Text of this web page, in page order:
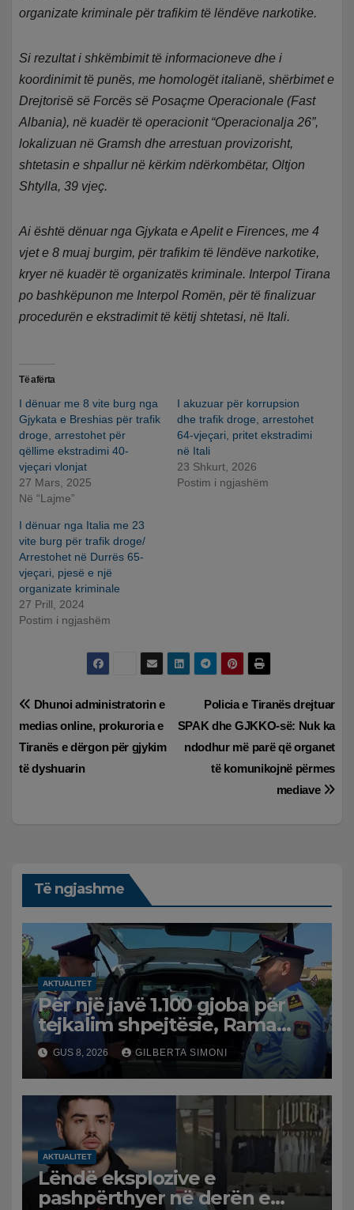
organizate kriminale për trafikim të lëndëve narkotike.
Si rezultat i shkëmbimit të informacioneve dhe i
koordinimit të punës, me homologët italianë, shërbimet e
Drejtorisë së Forcës së Posaçme Operacionale (Fast
Albania), në kuadër të operacionit “Operacionalja 26”,
lokalizuan në Gramsh dhe arrestuan provizorisht,
shtetasin e shpallur në kërkim ndërkombëtar, Oltjon
Shtylla, 39 vjeç.
Ai është dënuar nga Gjykata e Apelit e Firences, me 4
vjet e 8 muaj burgim, për trafikim të lëndëve narkotike,
kryer në kuadër të organizatës kriminale. Interpol Tirana
po bashkëpunon me Interpol Romën, për të finalizuar
procedurën e ekstradimit të këtij shtetasi, në Itali.
Të afërta
I dënuar me 8 vite burg nga
Gjykata e Breshias për trafik
droge, arrestohet për
qëllime ekstradimi 40-
vjeçari vlonjat
27 Mars, 2025
Në “Lajme”
I akuzuar për korrupsion
dhe trafik droge, arrestohet
64-vjeçari, pritet ekstradimi
në Itali
23 Shkurt, 2026
Postim i ngjashëm
I dënuar nga Italia me 23
vite burg për trafik droge/
Arrestohet në Durrës 65-
vjeçari, pjesë e një
organizate kriminale
27 Prill, 2024
Postim i ngjashëm
Lëvizje
te
postimet
Policia e Tiranës drejtuar
SPAK dhe GJKKO-së: Nuk ka
ndodhur më parë që organet
të komunikojnë përmes
mediave
Dhunoi administratorin e
medias online, prokuroria e
Tiranës e dërgon për gjykim
të dyshuarin
Të ngjashme
AKTUALITET
Për një javë 1.100 gjoba për
tejkalim shpejtësie, Rama
publikon videon: Kamerat e
trafikut së shpejti në
funksion
GUS 8, 2026 GILBERTA SIMONI
AKTUALITET
Lëndë eksplozive e
pashpërthyer në derën e